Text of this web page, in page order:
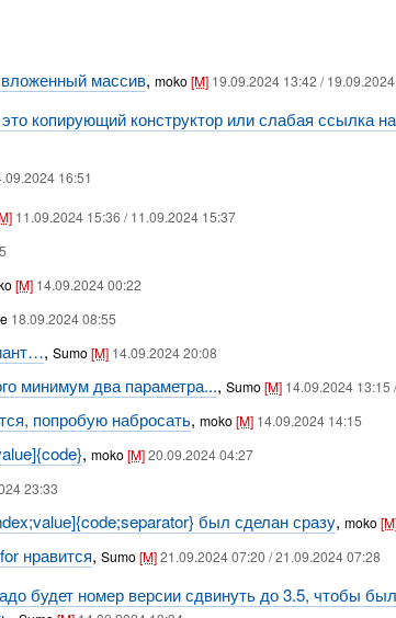
массив,moko[M] 19.09.2024 13:42 /
копирующий конструктор или слабая ссылка
16:51
11.09.2024 15:36 / 11.09.2024 15:37
[M] 14.09.2024 00:22
18.09.2024 08:55
,Sumo[M] 14.09.2024 20:08
минимум два параметра...,Sumo[M] 14.09.2024 13:15
попробую набросать,moko[M] 14.09.2024 14:15
, moko[M]20.09.2024 04:27
23:33
был сделан сразу, moko
нравится,Sumo[M]21.09.2024 07:20 / 21.09.2024 07:28
будет номер версии сдвинуть до 3.5, чтобы